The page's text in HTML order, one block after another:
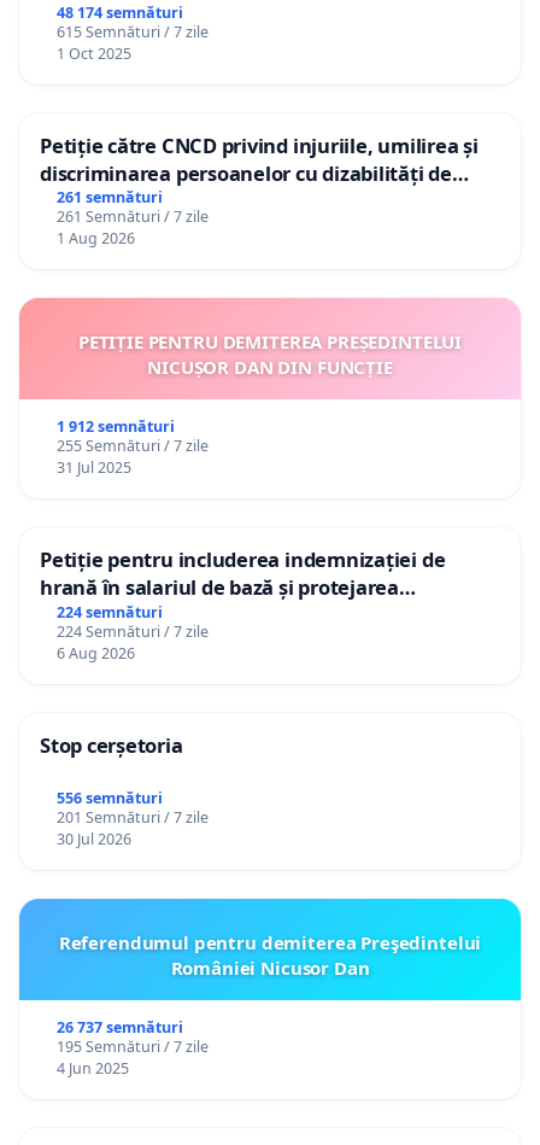
48 174 semnături
615 Semnături / 7 zile
1 Oct 2025
Petiție către CNCD privind injuriile, umilirea și
discriminarea persoanelor cu dizabilități de
către utilizatorul TikTok „Gorici”
261 semnături
261 Semnături / 7 zile
1 Aug 2026
PETIȚIE PENTRU DEMITEREA PREȘEDINTELUI
NICUȘOR DAN DIN FUNCȚIE
1 912 semnături
255 Semnături / 7 zile
31 Jul 2025
Petiție pentru includerea indemnizației de
hrană în salariul de bază și protejarea
gradațiilor de vechime pentru asistenții
personali
224 semnături
224 Semnături / 7 zile
6 Aug 2026
Stop cerșetoria
556 semnături
201 Semnături / 7 zile
30 Jul 2026
Referendumul pentru demiterea Preşedintelui
României Nicusor Dan
26 737 semnături
195 Semnături / 7 zile
4 Jun 2025